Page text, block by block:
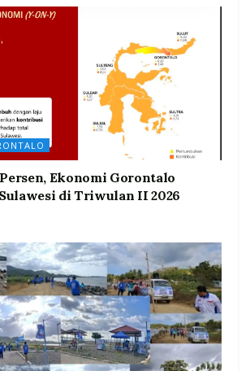
Ekonomi Gorontalo
di Triwulan II 2026